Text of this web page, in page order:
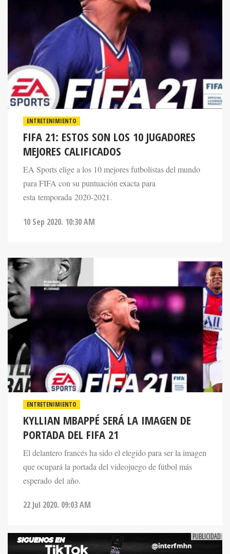
ENTRETENIMIENTO
FIFA 21: ESTOS SON LOS 10 JUGADORES
MEJORES CALIFICADOS
EA Sports elige a los 10 mejores futbolistas del mundo
para FIFA con su puntuación exacta para
esta temporada 2020-2021.
10 Sep 2020. 10:30 AM
ENTRETENIMIENTO
KYLLIAN MBAPPÉ SERÁ LA IMAGEN DE
PORTADA DEL FIFA 21
El delantero francés ha sido el elegido para ser la imagen
que ocupará la portada del videojuego de fútbol más
esperado del año.
22 Jul 2020. 09:03 AM